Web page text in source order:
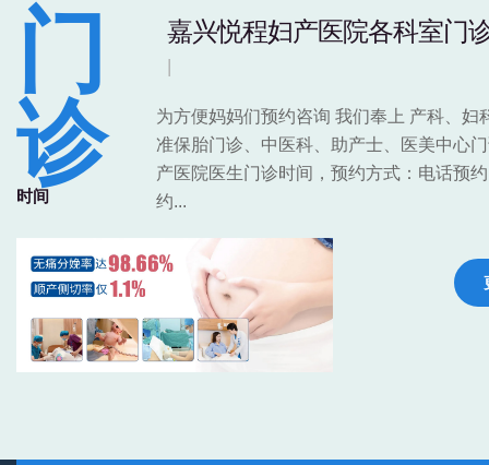
门
诊
时间
嘉兴悦程妇产医院各科室门
为方便妈妈们预约咨询 我们奉上 产科、妇
准保胎门诊、中医科、助产士、医美中心
产医院医生门诊时间，预约方式：电话预
约...